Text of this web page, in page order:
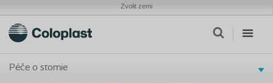
Zvolit zemi
Péče o stomie